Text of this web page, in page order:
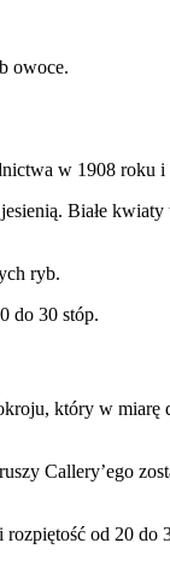
owoce.
w 1908 roku
Białe kwiaty
ryb.
do 30 stóp.
który w miarę
Callery’ego
od 20 do